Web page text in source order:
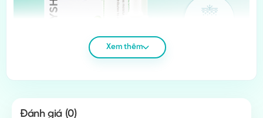
Xem thêm
Đánh giá (0)